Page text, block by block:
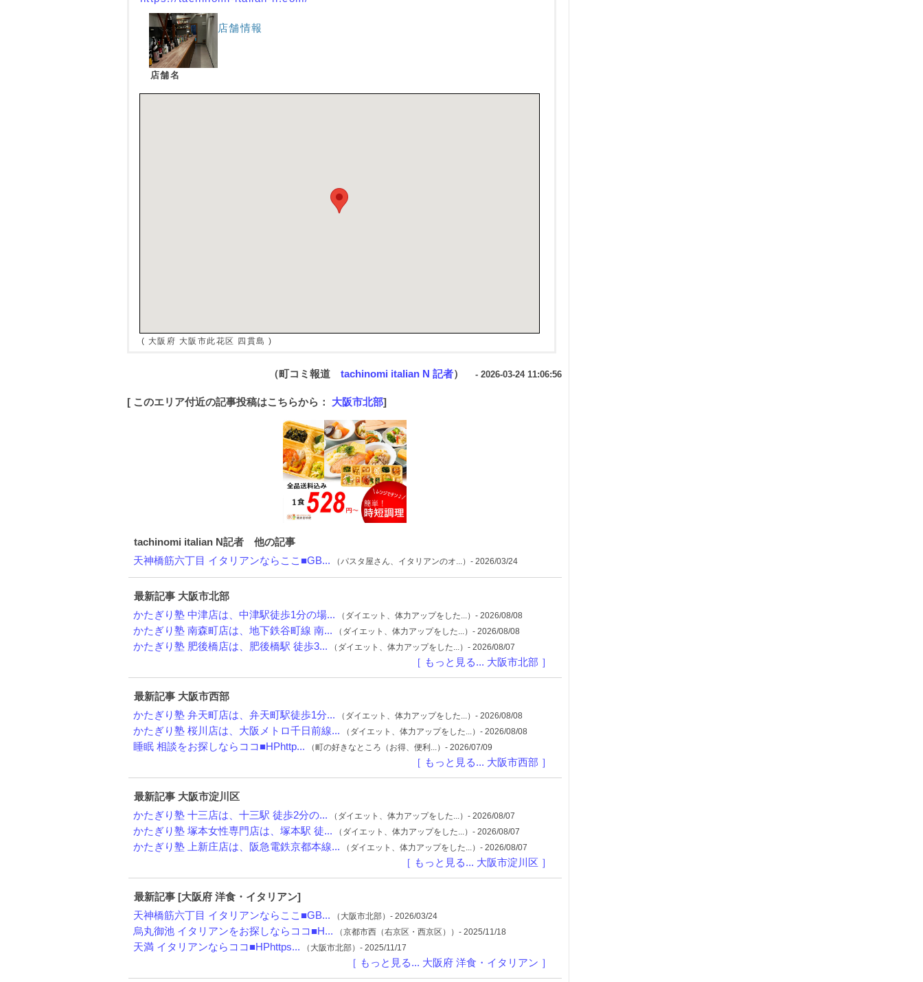
店舗情報
店舗名
( 大阪府 大阪市此花区 四貫島 )
（町コミ報道 tachinomi italian N 記者） - 2026-03-24 11:06:56
[ このエリア付近の記事投稿はこちらから： 大阪市北部]
tachinomi italian N記者 他の記事
天神橋筋六丁目 イタリアンならここ■GB... （パスタ屋さん、イタリアンのオ...）- 2026/03/24
最新記事 大阪市北部
かたぎり塾 中津店は、中津駅徒歩1分の場... （ダイエット、体力アップをした...）- 2026/08/08
かたぎり塾 南森町店は、地下鉄谷町線 南... （ダイエット、体力アップをした...）- 2026/08/08
かたぎり塾 肥後橋店は、肥後橋駅 徒歩3... （ダイエット、体力アップをした...）- 2026/08/07
［ もっと見る... 大阪市北部 ］
最新記事 大阪市西部
かたぎり塾 弁天町店は、弁天町駅徒歩1分... （ダイエット、体力アップをした...）- 2026/08/08
かたぎり塾 桜川店は、大阪メトロ千日前線... （ダイエット、体力アップをした...）- 2026/08/08
睡眠 相談をお探しならココ■HPhttp... （町の好きなところ（お得、便利...）- 2026/07/09
［ もっと見る... 大阪市西部 ］
最新記事 大阪市淀川区
かたぎり塾 十三店は、十三駅 徒歩2分の... （ダイエット、体力アップをした...）- 2026/08/07
かたぎり塾 塚本女性専門店は、塚本駅 徒... （ダイエット、体力アップをした...）- 2026/08/07
かたぎり塾 上新庄店は、阪急電鉄京都本線... （ダイエット、体力アップをした...）- 2026/08/07
［ もっと見る... 大阪市淀川区 ］
最新記事 [大阪府 洋食・イタリアン]
天神橋筋六丁目 イタリアンならここ■GB... （大阪市北部）- 2026/03/24
烏丸御池 イタリアンをお探しならココ■H... （京都市西（右京区・西京区））- 2025/11/18
天満 イタリアンならココ■HPhttps... （大阪市北部）- 2025/11/17
［ もっと見る... 大阪府 洋食・イタリアン ］